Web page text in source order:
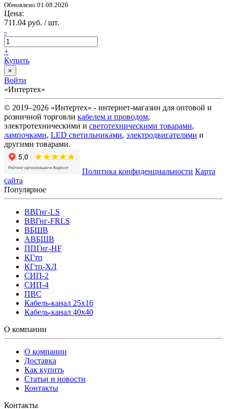
Обновлено 01.08.2026
Цена:
711.04 руб. / шт.
-
+
Купить
×
Войти
«Интертех»
© 2019–2026 «Интертех» - интернет-магазин для оптовой и
розничной торговли кабелем и проводом,
электротехническими и светотехническими товарами,
лампочками, LED светильниками, электродвигателями и
другими товарами.
Политика конфиденциальности Карта
сайта
Популярное
ВВГнг-LS
ВВГнг-FRLS
ВБШВ
АВБШВ
ППГнг-HF
КГтп
КГтп-ХЛ
СИП-2
СИП-4
ПВС
Кабель-канал 25х16
Кабель-канал 40х40
О компании
О компании
Доставка
Как купить
Статьи и новости
Контакты
Контакты